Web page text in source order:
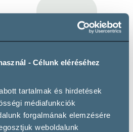
- Célunk eléréséhez
tartalmak és hirdetések
médiafunkciók
forgalmának elemzésére
weboldalunk